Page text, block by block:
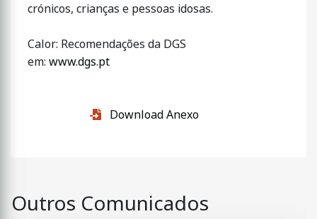
crónicos, crianças e pessoas idosas.
Calor: Recomendações da DGS
em: www.dgs.pt
Download Anexo
Outros Comunicados